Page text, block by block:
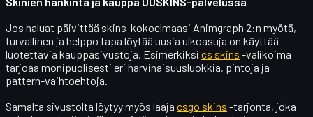
Jos haluat päivittää skins-kokoelmaasi Animgraph 2:n myötä,
turvallinen ja helppo tapa löytää uusia ulkoasuja on käyttää
luotettavia kauppasivustoja. Esimerkiksi cs skins -valikoima
tarjoaa monipuolisesti eri harvinaisuusluokkia, pintoja ja
pattern-vaihtoehtoja.
Samalta sivustolta löytyy myös laaja csgo skins -tarjonta, joka